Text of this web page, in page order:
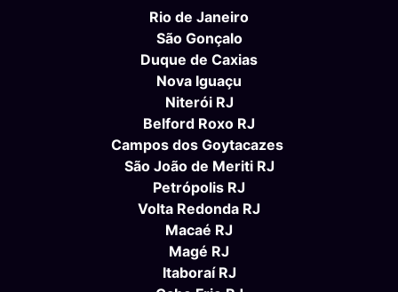
Rio de Janeiro
São Gonçalo
Duque de Caxias
Nova Iguaçu
Niterói RJ
Belford Roxo RJ
Campos dos Goytacazes
São João de Meriti RJ
Petrópolis RJ
Volta Redonda RJ
Macaé RJ
Magé RJ
Itaboraí RJ